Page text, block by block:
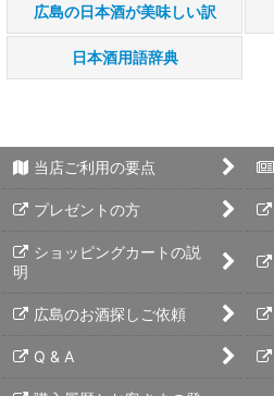
広島の日本酒が美味しい訳
日本酒用語辞典
当店ご利用の要点
プレゼントの方
ショッピングカートの説
明
広島のお酒探しご依頼
Q & A